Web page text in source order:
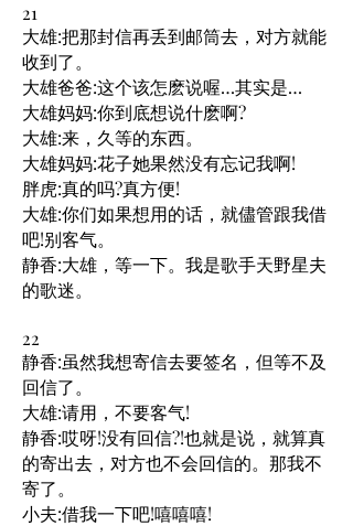
21
大雄:把那封信再丢到邮筒去，对方就能
收到了。
大雄爸爸:这个该怎麽说喔…其实是…
大雄妈妈:你到底想说什麽啊?
大雄:来，久等的东西。
大雄妈妈:花子她果然没有忘记我啊!
胖虎:真的吗?真方便!
大雄:你们如果想用的话，就儘管跟我借
吧!别客气。
静香:大雄，等一下。我是歌手天野星夫
的歌迷。
22
静香:虽然我想寄信去要签名，但等不及
回信了。
大雄:请用，不要客气!
静香:哎呀!没有回信?!也就是说，就算真
的寄出去，对方也不会回信的。那我不
寄了。
小夫:借我一下吧!嘻嘻嘻!